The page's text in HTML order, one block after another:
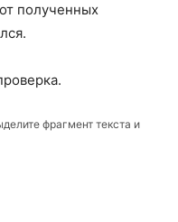
полученных
фрагмент текста и